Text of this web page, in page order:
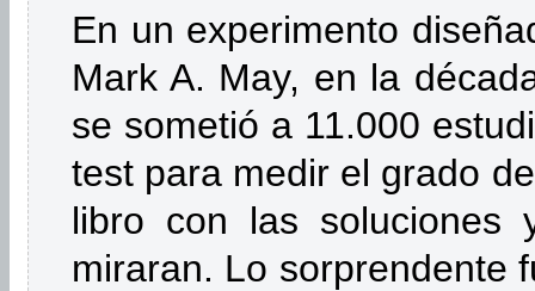
En un experimento
Mark A. May, en la
se sometió a 11.000
test para medir el grado
libro con las
miraran. Lo sorprendente